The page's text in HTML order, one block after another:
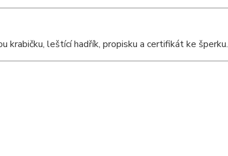
krabičku, leštící hadřík, propisku a certifikát ke šperku.